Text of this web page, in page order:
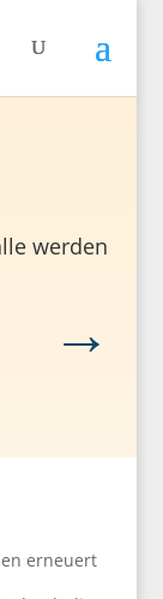
werden
→
erneuert